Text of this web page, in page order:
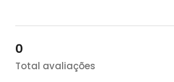
0
Total avaliações